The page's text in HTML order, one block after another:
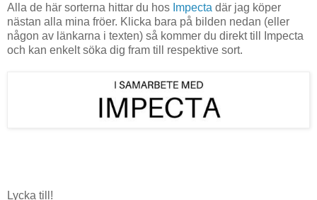
Alla de här sorterna hittar du hos Impecta där jag köper
nästan alla mina fröer. Klicka bara på bilden nedan (eller
någon av länkarna i texten) så kommer du direkt till Impecta
och kan enkelt söka dig fram till respektive sort.
Lycka till!